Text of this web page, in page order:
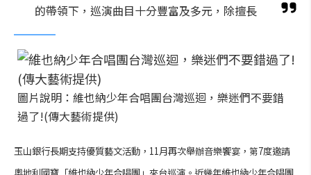
的帶領下，巡演曲目十分豐富及多元，除擅長
圖片說明：維也納少年合唱團台灣巡迴，樂迷們不要錯
過了!(傳大藝術提供)
玉山銀行長期支持優質藝文活動，11月再次舉辦音樂饗宴，第7度邀請